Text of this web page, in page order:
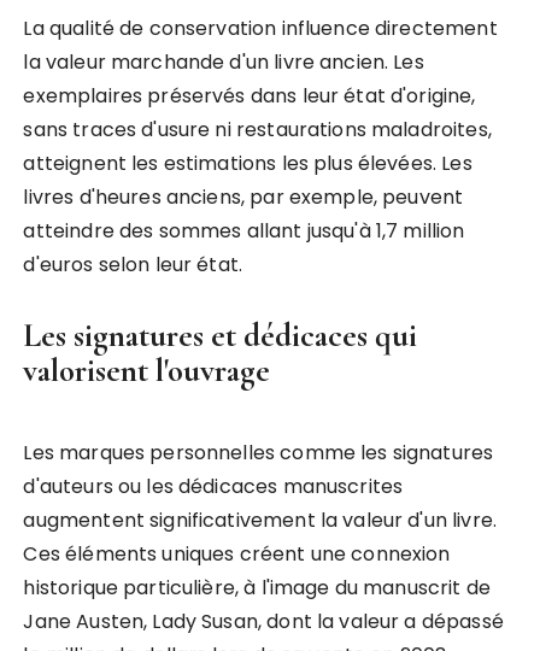
La qualité de conservation influence directement
la valeur marchande d'un livre ancien. Les
exemplaires préservés dans leur état d'origine,
sans traces d'usure ni restaurations maladroites,
atteignent les estimations les plus élevées. Les
livres d'heures anciens, par exemple, peuvent
atteindre des sommes allant jusqu'à 1,7 million
d'euros selon leur état.
Les signatures et dédicaces qui
valorisent l'ouvrage
Les marques personnelles comme les signatures
d'auteurs ou les dédicaces manuscrites
augmentent significativement la valeur d'un livre.
Ces éléments uniques créent une connexion
historique particulière, à l'image du manuscrit de
Jane Austen, Lady Susan, dont la valeur a dépassé